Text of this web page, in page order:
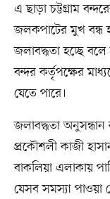
এ ছাড়া চট্টগ্রাম
জলকপাটের মুখ বন্ধ
জলাবদ্ধতা হচ্ছে বলে
বন্দর কর্তৃপক্ষের
যেতে পারে।
জলাবদ্ধতা
প্রকৌশলী কাজী
বাকলিয়া এলাকায়
যেসব সমস্যা পাওয়া